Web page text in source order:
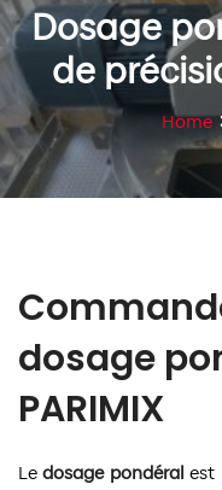
Dosage
de
Home
dosage
PARIMIX
Ledosage pondéral est